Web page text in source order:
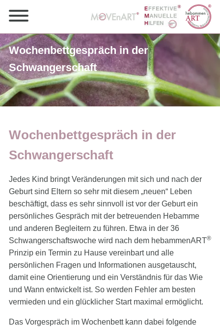
Wochenbettgespräch in der
Schwangerschaft
Wochenbettgespräch in der
Schwangerschaft
Jedes Kind bringt Veränderungen mit sich und nach der
Geburt sind Eltern so sehr mit diesem „neuen“ Leben
beschäftigt, dass es sehr sinnvoll ist vor der Geburt ein
persönliches Gespräch mit der betreuenden Hebamme
und anderen Begleitern zu führen. Etwa in der 36
Schwangerschaftswoche wird nach dem hebammenART®
Prinzip ein Termin zu Hause vereinbart und alle
persönlichen Fragen und Informationen ausgetauscht,
damit eine Orientierung und ein Verständnis für das Wie
und Wann entwickelt ist. So werden Fehler am besten
vermieden und ein glücklicher Start maximal ermöglicht.
Das Vorgespräch im Wochenbett kann dabei folgende